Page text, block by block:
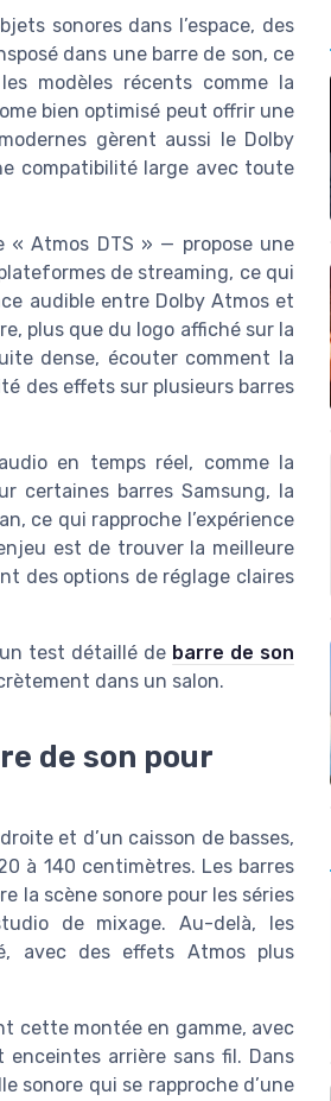
sonores dans l’espace, des
dans une barre de son, ce
modèles récents comme la
bien optimisé peut offrir une
gèrent aussi le Dolby
compatibilité large avec toute
« Atmos DTS » — propose une
de streaming, ce qui
audible entre Dolby Atmos et
plus que du logo affiché sur la
dense, écouter comment la
des effets sur plusieurs barres
en temps réel, comme la
certaines barres Samsung, la
ce qui rapproche l’expérience
est de trouver la meilleure
des options de réglage claires
test détaillé de barre de son
dans un salon.
de son pour
et d’un caisson de basses,
à 140 centimètres. Les barres
la scène sonore pour les séries
de mixage. Au-delà, les
avec des effets Atmos plus
cette montée en gamme, avec
arrière sans fil. Dans
sonore qui se rapproche d’une